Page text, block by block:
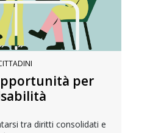
per
tra diritti consolidati e